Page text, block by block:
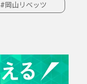
#岡山リベッツ